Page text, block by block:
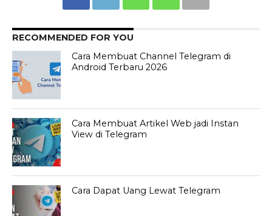
RECOMMENDED FOR YOU
Cara Membuat Channel Telegram di
Android Terbaru 2026
Cara Membuat Artikel Web jadi Instan
View di Telegram
Cara Dapat Uang Lewat Telegram